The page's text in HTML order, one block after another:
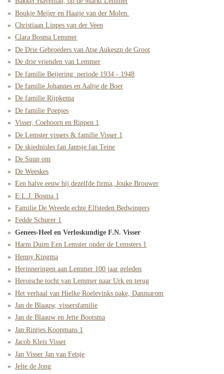
Boukje Meijer en Haaije van der Molen.
Christiaan Lippes van der Veen
Clara Bosma Lemmer
De Drie Gebroeders van Atse Aukeszn de Groot
De drie vrienden van Lemmer
De familie Beijering: periode 1934 - 1948
De familie Johannes en Aaltje de Boer
De familie Rijpkema
De familie Poepjes
Visser, Coehoorn en Rippen 1
De Lemster vissers & familie Visser 1
De skiednisles fan Jantsje fan Teine
De Suup om
De Weeskes
Een halve eeuw hij dezelfde firma, Jouke Brouwer
E.L.J. Bosma 1
Familie De Wreede echte Elfsteden Bedwingers
Fedde Schurer 1
Genees-Heel en Verloskundige F.N. Visser
Harm Duim Een Lemster onder de Lemsters 1
Henny Kingma
Herinneringen aan Lemmer 100 jaar geleden
Heroische tocht van Lemmer naar Urk en terug
Het verhaal van Hielke Roelevinks pake, Danmarom
Jan de Blaauw, vissersfamilie
Jan de Blaauw en Jette Bootsma
Jan Rintjes Koopmans 1
Jacob Kleis Visser
Jan Visser Jan van Fetsje
Jelte de Jong